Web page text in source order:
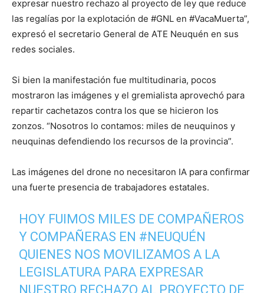
expresar nuestro rechazo al proyecto de ley que reduce
las regalías por la explotación de #GNL en #VacaMuerta”,
expresó el secretario General de ATE Neuquén en sus
redes sociales.
Si bien la manifestación fue multitudinaria, pocos
mostraron las imágenes y el gremialista aprovechó para
repartir cachetazos contra los que se hicieron los
zonzos. “Nosotros lo contamos: miles de neuquinos y
neuquinas defendiendo los recursos de la provincia”.
Las imágenes del drone no necesitaron IA para confirmar
una fuerte presencia de trabajadores estatales.
HOY FUIMOS MILES DE COMPAÑEROS
Y COMPAÑERAS EN #NEUQUÉN
QUIENES NOS MOVILIZAMOS A LA
LEGISLATURA PARA EXPRESAR
NUESTRO RECHAZO AL PROYECTO DE